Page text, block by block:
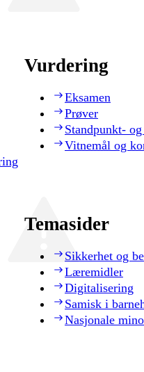
Vurdering
Eksamen
Prøver
Standpunkt-
Vitnemål og
Temasider
Sikkerhet og
Læremidler
Digitalisering
Samisk i
Nasjonale